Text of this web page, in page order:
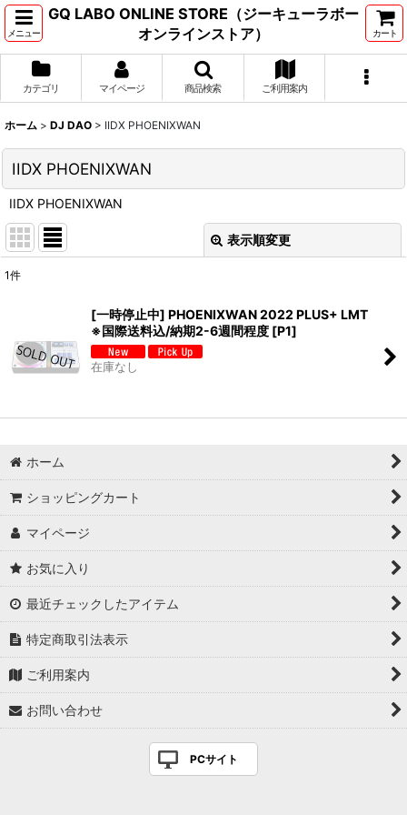
メニュー
GQ LABO ONLINE STORE（ジーキューラボー
オンラインストア）
カート
カテゴリ マイページ 商品検索 ご利用案内
ホーム > DJ DAO > IIDX PHOENIXWAN
IIDX PHOENIXWAN
IIDX PHOENIXWAN
表示順変更
並び順:
1件
[一時停止中] PHOENIXWAN 2022 PLUS+ LMT
※国際送料込/納期2-6週間程度 [P1]
在庫なし
ホーム
ショッピングカート
マイページ
お気に入り
最近チェックしたアイテム
特定商取引法表示
ご利用案内
お問い合わせ
PCサイト